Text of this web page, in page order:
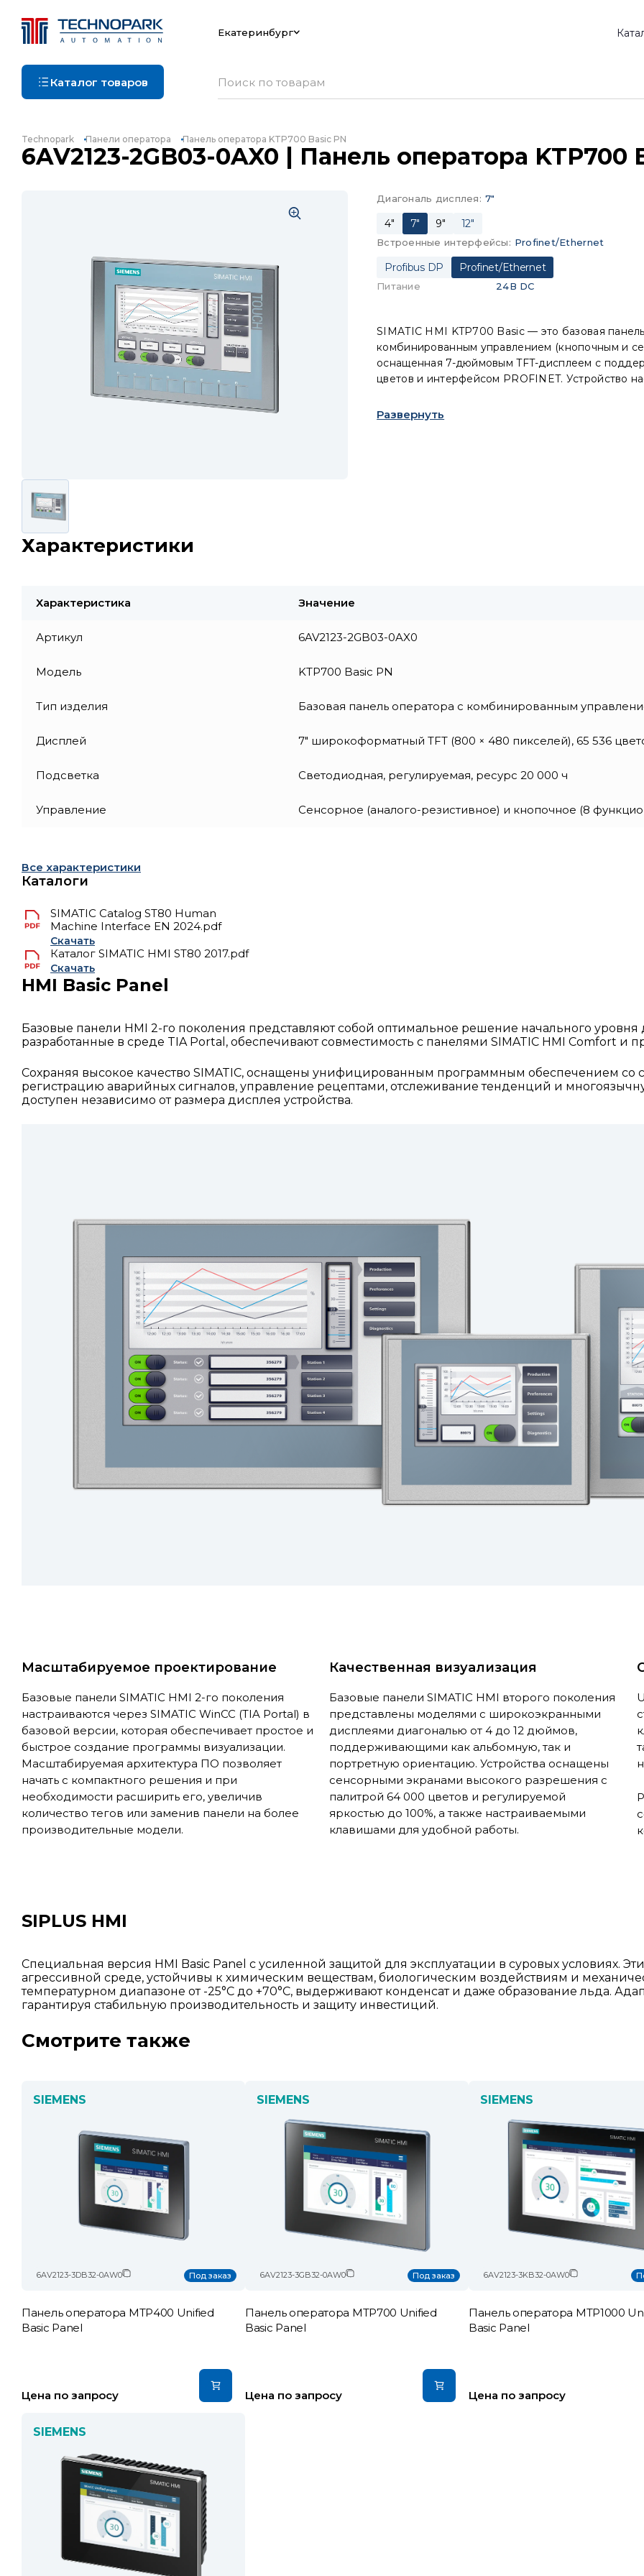
Екатеринбург
Каталог товаров
Technopark Панели оператора Панель оператора KTP700 Basic PN
6AV2123-2GB03-0AX0 | Панель оператора KTP700
Диагональ дисплея: 7"
4" 7" 9" 12"
Встроенные интерфейсы: Profinet/Ethernet
Profibus DP Profinet/Ethernet
Питание 24В DC
SIMATIC HMI KTP700 Basic — это базовая
комбинированным управлением (кнопочным и
оснащенная 7-дюймовым TFT-дисплеем с
цветов и интерфейсом PROFINET. Устройство
версиях, включает бесплатное программное
Развернуть
Характеристики
Характеристика Значение
Артикул 6AV2123-2GB03-0AX0
Модель KTP700 Basic PN
Тип изделия Базовая панель оператора с комбинированным
Дисплей 7" широкоформатный TFT (800 × 480 пикселей), 65 536
Подсветка Светодиодная, регулируемая, ресурс 20 000 ч
Управление Сенсорное (аналого-резистивное) и кнопочное (8
Все характеристики
Каталоги
SIMATIC Catalog ST80 Human
Machine Interface EN 2024.pdf
Скачать
Каталог SIMATIC HMI ST80 2017.pdf
Скачать
HMI Basic Panel
Базовые панели HMI 2-го поколения представляют собой оптимальное решение начального уровня
разработанные в среде TIA Portal, обеспечивают совместимость с панелями SIMATIC HMI Comfort
Сохраняя высокое качество SIMATIC, оснащены унифицированным программным обеспечением со
регистрацию аварийных сигналов, управление рецептами, отслеживание тенденций и
доступен независимо от размера дисплея устройства.
Масштабируемое проектирование
Базовые панели SIMATIC HMI 2-го поколения
настраиваются через SIMATIC WinCC (TIA Portal) в
базовой версии, которая обеспечивает простое и
быстрое создание программы визуализации.
Масштабируемая архитектура ПО позволяет
начать с компактного решения и при
необходимости расширить его, увеличив
количество тегов или заменив панели на более
производительные модели.
Качественная визуализация
Базовые панели SIMATIC HMI второго поколения
представлены моделями с широкоэкранными
дисплеями диагональю от 4 до 12 дюймов,
поддерживающими как альбомную, так и
портретную ориентацию. Устройства оснащены
сенсорными экранами высокого разрешения с
палитрой 64 000 цветов и регулируемой
яркостью до 100%, а также настраиваемыми
клавишами для удобной работы.
SIPLUS HMI
Специальная версия HMI Basic Panel с усиленной защитой для эксплуатации в суровых условиях.
агрессивной среде, устойчивы к химическим веществам, биологическим воздействиям и
температурном диапазоне от -25°C до +70°C, выдерживают конденсат и даже образование льда.
гарантируя стабильную производительность и защиту инвестиций.
Смотрите также
SIEMENS
6AV2123-3DB32-0AW0 Под заказ
Панель оператора MTP400 Unified
Basic Panel
Цена по запросу
SIEMENS
6AV2123-3GB32-0AW0 Под заказ
Панель оператора MTP700 Unified
Basic Panel
Цена по запросу
SIEMENS
6AV2123-3KB32-0AW0
Панель оператора MTP1000
Basic Panel
Цена по запросу
SIEMENS